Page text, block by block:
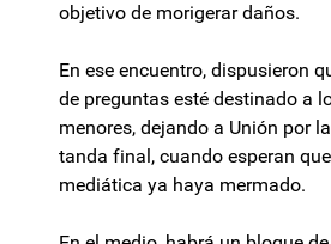
objetivo de morigerar daños.
En ese encuentro, dispusieron
de preguntas esté destinado a
menores, dejando a Unión por
tanda final, cuando esperan
mediática ya haya mermado.